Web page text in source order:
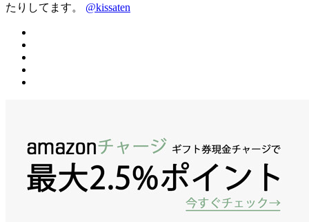
たりしてます。 @kissaten